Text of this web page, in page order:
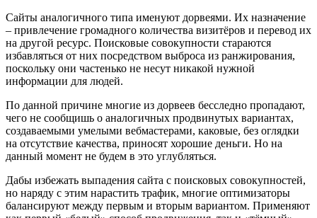
Сайты аналогичного типа именуют дорвеями. Их назначение
– привлечение громадного количества визитёров и перевод их
на другой ресурс. Поисковые совокупности стараются
избавляться от них посредством выброса из ранжирования,
поскольку они частенько не несут никакой нужной
информации для людей.
По данной причине многие из дорвеев бесследно пропадают,
чего не сообщишь о аналогичных продвинутых вариантах,
создаваемыми умелыми вебмастерами, каковые, без оглядки
на отсутствие качества, приносят хорошие деньги. Но на
данный момент не будем в это углубляться.
Дабы избежать выпадения сайта с поисковых совокупностей,
но наряду с этим нарастить трафик, многие оптимизаторы
балансируют между первым и вторым вариантом. Применяют